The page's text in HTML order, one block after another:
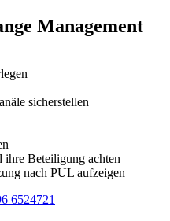
Management
sicherstellen
Beteiligung achten
nach PUL aufzeigen
6524721